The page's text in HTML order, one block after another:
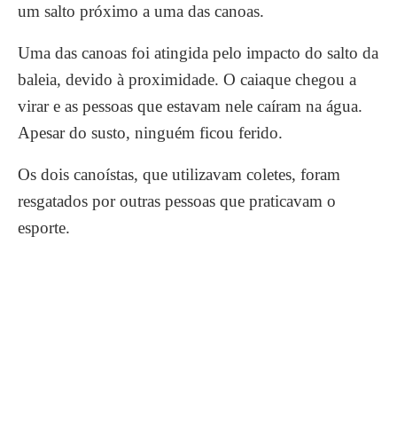
um salto próximo a uma das canoas.
Uma das canoas foi atingida pelo impacto do salto da
baleia, devido à proximidade. O caiaque chegou a
virar e as pessoas que estavam nele caíram na água.
Apesar do susto, ninguém ficou ferido.
Os dois canoístas, que utilizavam coletes, foram
resgatados por outras pessoas que praticavam o
esporte.